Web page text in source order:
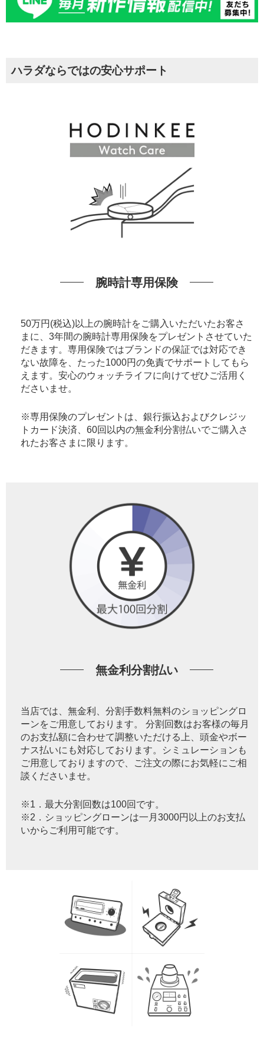
ハラダならではの安心サポート
腕時計専用保険
50万円(税込)以上の腕時計をご購入いただいたお客さ
まに、3年間の腕時計専用保険をプレゼントさせていた
だきます。専用保険ではブランドの保証では対応でき
ない故障を、たった1000円の免責でサポートしてもら
えます。安心のウォッチライフに向けてぜひご活用く
ださいませ。
※専用保険のプレゼントは、銀行振込およびクレジッ
トカード決済、60回以内の無金利分割払いでご購入さ
れたお客さまに限ります。
無金利分割払い
当店では、無金利、分割手数料無料のショッピングロ
ーンをご用意しております。 分割回数はお客様の毎月
のお支払額に合わせて調整いただける上、頭金やボー
ナス払いにも対応しております。シミュレーションも
ご用意しておりますので、ご注文の際にお気軽にご相
談くださいませ。
※1．最大分割回数は100回です。
※2．ショッピングローンは一月3000円以上のお支払
いからご利用可能です。